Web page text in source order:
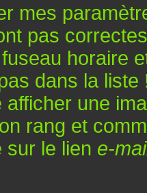
mes
pas
horaire
dans la liste
une
rang et
sur le lien e-